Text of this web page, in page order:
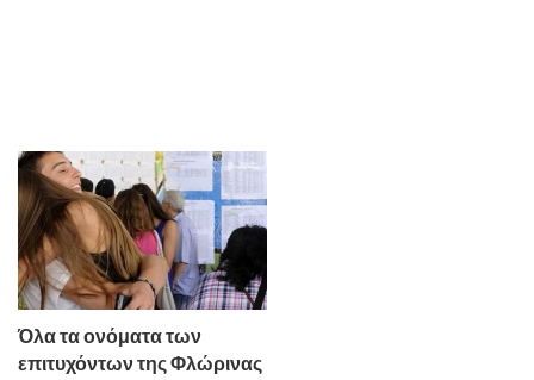
Όλα τα ονόματα των
επιτυχόντων της Φλώρινας